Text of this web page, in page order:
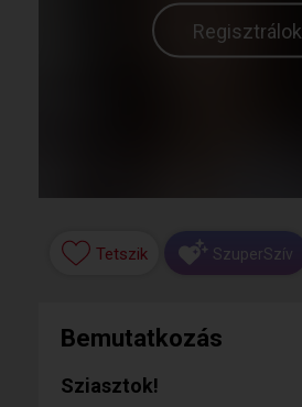
Regisztrálok
Tetszik SzuperSzív
Bemutatkozás
Sziasztok!